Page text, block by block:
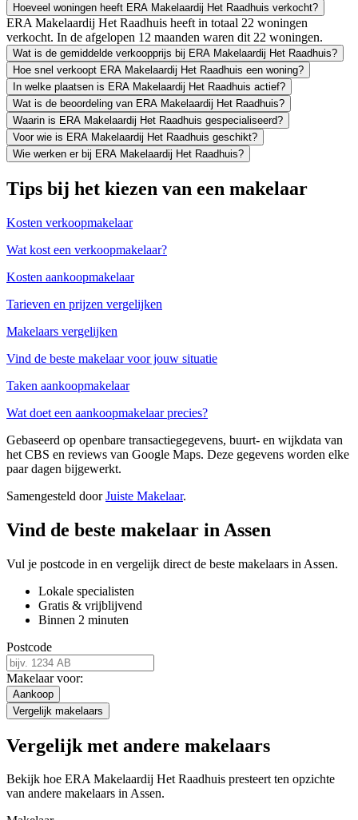
Hoeveel woningen heeft ERA Makelaardij Het Raadhuis verkocht?
ERA Makelaardij Het Raadhuis heeft in totaal 22 woningen
verkocht. In de afgelopen 12 maanden waren dit 22 woningen.
Wat is de gemiddelde verkoopprijs bij ERA Makelaardij Het Raadhuis?
Hoe snel verkoopt ERA Makelaardij Het Raadhuis een woning?
In welke plaatsen is ERA Makelaardij Het Raadhuis actief?
Wat is de beoordeling van ERA Makelaardij Het Raadhuis?
Waarin is ERA Makelaardij Het Raadhuis gespecialiseerd?
Voor wie is ERA Makelaardij Het Raadhuis geschikt?
Wie werken er bij ERA Makelaardij Het Raadhuis?
Tips bij het kiezen van een makelaar
Kosten verkoopmakelaar
Wat kost een verkoopmakelaar?
Kosten aankoopmakelaar
Tarieven en prijzen vergelijken
Makelaars vergelijken
Vind de beste makelaar voor jouw situatie
Taken aankoopmakelaar
Wat doet een aankoopmakelaar precies?
Gebaseerd op openbare transactiegegevens, buurt- en wijkdata van
het CBS en reviews van Google Maps. Deze gegevens worden elke
paar dagen bijgewerkt.
Samengesteld doorJuiste Makelaar.
Vind de beste makelaar in Assen
Vul je postcode in en vergelijk direct de beste makelaars in Assen.
Lokale specialisten
Gratis & vrijblijvend
Binnen 2 minuten
Postcode
Makelaar voor:
Aankoop
Vergelijk makelaars
Vergelijk met andere makelaars
Bekijk hoe ERA Makelaardij Het Raadhuis presteert ten opzichte
van andere makelaars in Assen.